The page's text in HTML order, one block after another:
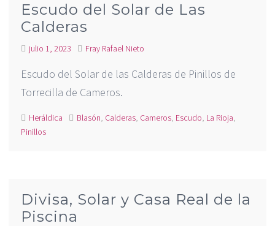
Escudo del Solar de Las
Calderas
julio 1, 2023 Fray Rafael Nieto
Escudo del Solar de las Calderas de Pinillos de
Torrecilla de Cameros.
Heráldica Blasón, Calderas, Cameros, Escudo, La Rioja,
Pinillos
Divisa, Solar y Casa Real de la
Piscina